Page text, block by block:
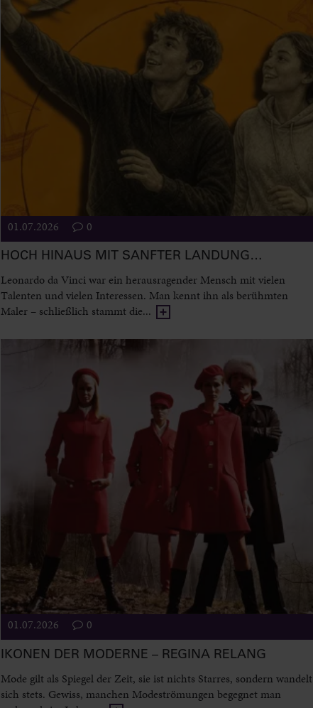
01.07.2026 0
HOCH HINAUS MIT SANFTER LANDUNG…
Leonardo da Vinci war ein herausragender Mensch mit vielen
Talenten und vielen Interessen. Man kennt ihn als berühmten
Maler – schließlich stammt die...
01.07.2026 0
IKONEN DER MODERNE – REGINA RELANG
Mode gilt als Spiegel der Zeit, sie ist nichts Starres, sondern wandelt
sich stets. Gewiss, manchen Modeströmungen begegnet man